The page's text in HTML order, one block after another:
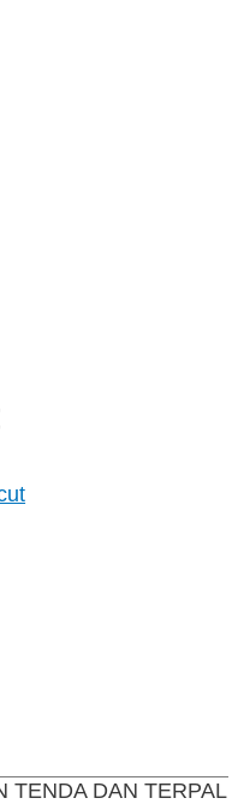
TENDA DAN TERPAL